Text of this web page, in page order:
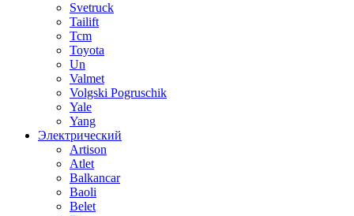
Svetruck
Tailift
Tcm
Toyota
Un
Valmet
Volgski Pogruschik
Yale
Yang
Электрический
Artison
Atlet
Balkancar
Baoli
Belet